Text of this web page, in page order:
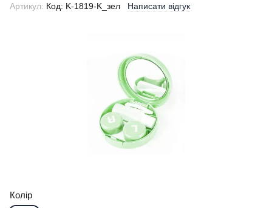
Артикул: Код: K-1819-K_зел Написати відгук
Колір